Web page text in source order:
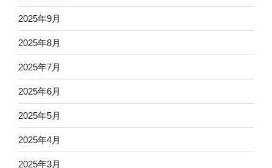
2025年9月
2025年8月
2025年7月
2025年6月
2025年5月
2025年4月
2025年3月